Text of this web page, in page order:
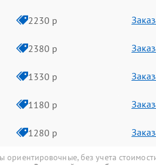
2230 р
2380 р
1330 р
1180 р
1280 р
ориентировочные, без учета